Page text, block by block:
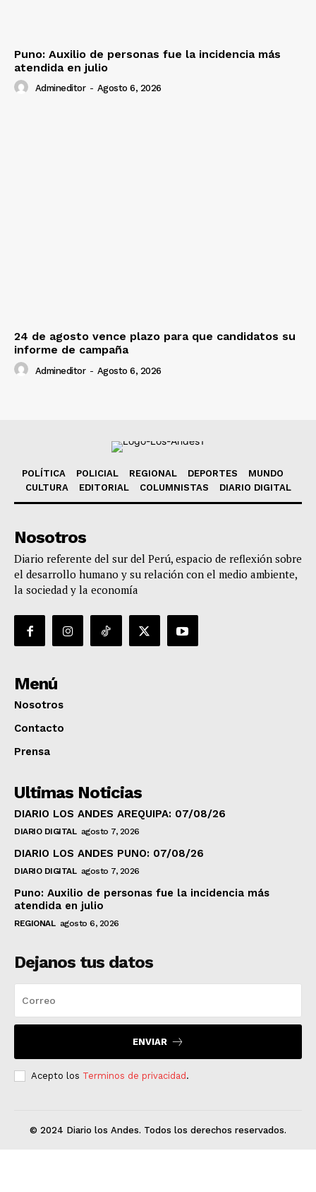
Puno: Auxilio de personas fue la incidencia más
atendida en julio
Admineditor - Agosto 6, 2026
24 de agosto vence plazo para que candidatos su
informe de campaña
Admineditor - Agosto 6, 2026
POLÍTICA POLICIAL REGIONAL DEPORTES
MUNDO
CULTURA
EDITORIAL COLUMNISTAS DIARIO DIGITAL
Nosotros
Diario referente del sur del Perú, espacio de reflexión sobre
el desarrollo humano y su relación con el medio ambiente,
la sociedad y la economía
Menú
Nosotros
Contacto
Prensa
Ultimas Noticias
DIARIO LOS ANDES AREQUIPA: 07/08/26
DIARIO DIGITAL agosto 7, 2026
DIARIO LOS ANDES PUNO: 07/08/26
DIARIO DIGITAL agosto 7, 2026
Puno: Auxilio de personas fue la incidencia más
atendida en julio
REGIONAL agosto 6, 2026
Dejanos tus datos
ENVIAR
Acepto los Terminos de privacidad.
© 2024 Diario los Andes. Todos los derechos reservados.